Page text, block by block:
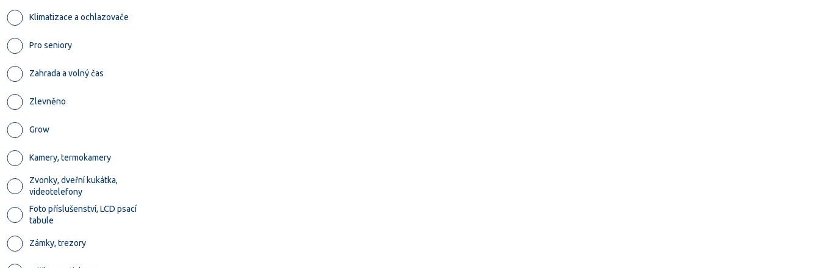
Klimatizace a ochlazovače
Pro seniory
Zahrada a volný čas
Zlevněno
Grow
Kamery, termokamery
Zvonky, dveřní kukátka,
videotelefony
Foto příslušenství, LCD psací
tabule
Zámky, trezory